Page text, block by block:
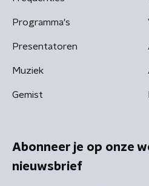
Programma's
Presentatoren
Muziek
Gemist
Abonneer je op onze
nieuwsbrief